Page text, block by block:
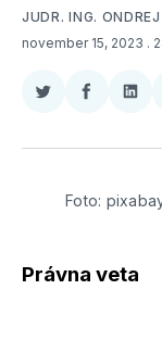
JUDR. ING.
november 15, 2023 .
Zdieľať
Twitter
Zdieľať
Foto:
Právna veta